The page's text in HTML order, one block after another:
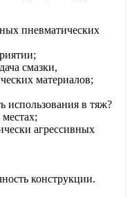
пневматических
смазки,
материалов;
использования в тяж?
агрессивных
конструкции.